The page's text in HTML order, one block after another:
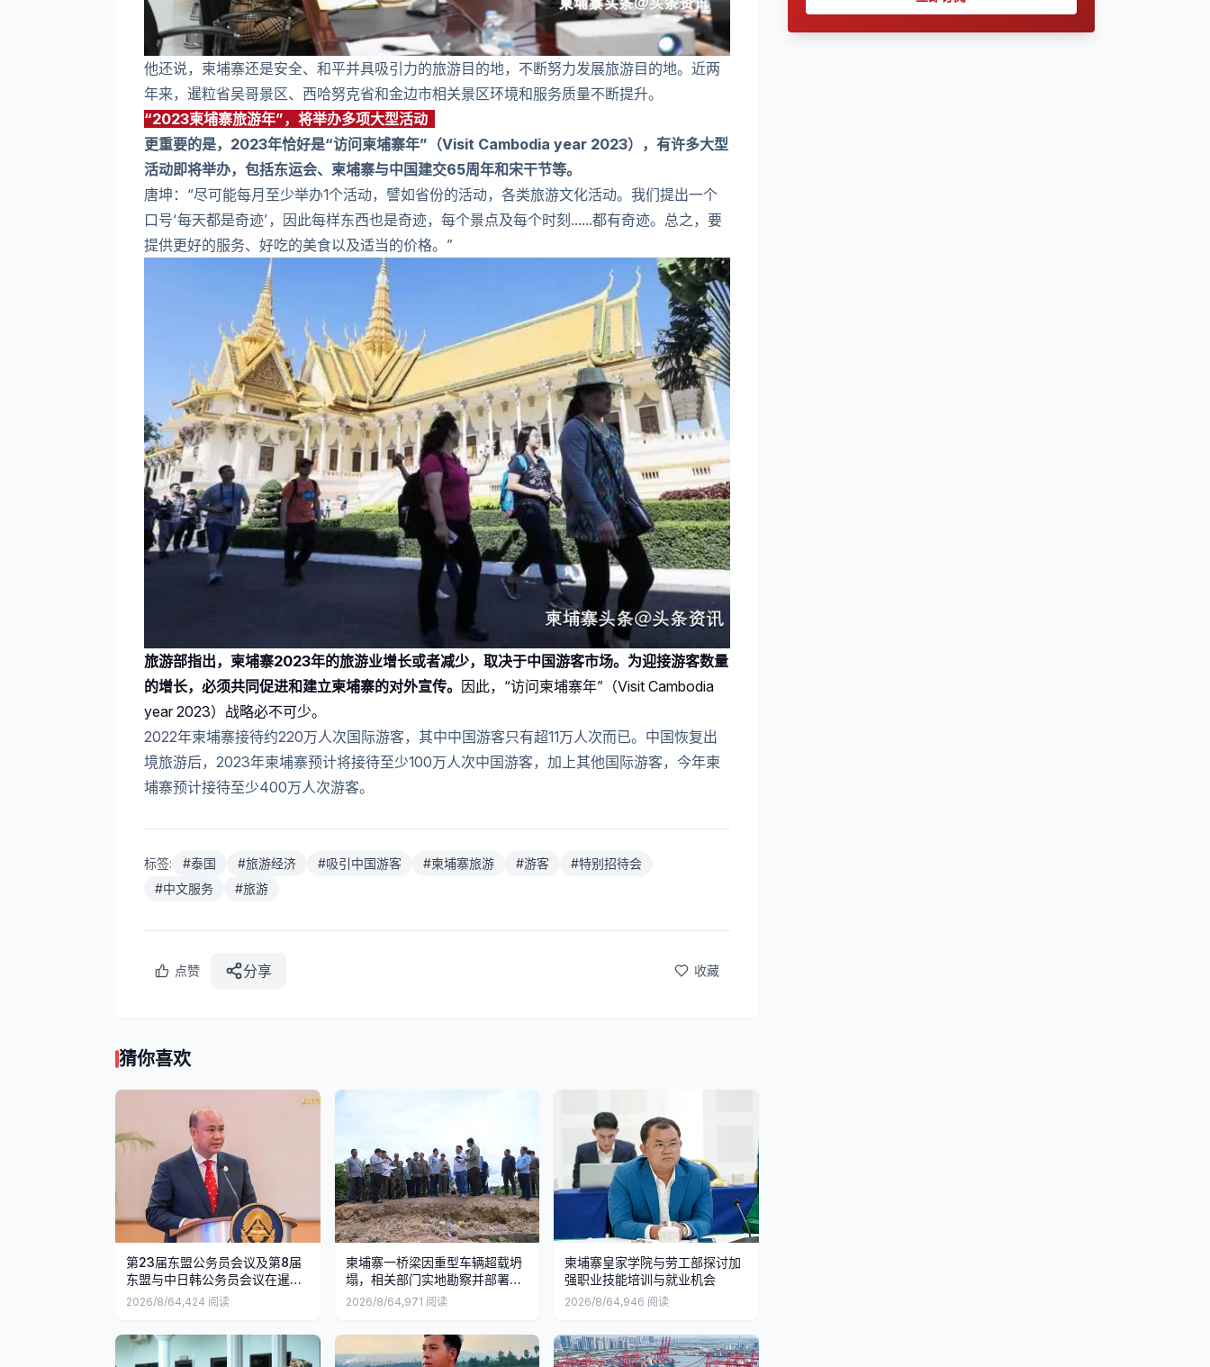
他还说，柬埔寨还是安全、和平并具吸引力的旅游目的地，不断努力发展旅游目的地。近两
年来，暹粒省吴哥景区、西哈努克省和金边市相关景区环境和服务质量不断提升。
“2023柬埔寨旅游年”，将举办多项大型活动
更重要的是，2023年恰好是“访问柬埔寨年”（Visit Cambodia year 2023），有许多大型
活动即将举办，包括东运会、柬埔寨与中国建交65周年和宋干节等。
唐坤：“尽可能每月至少举办1个活动，譬如省份的活动，各类旅游文化活动。我们提出一个
口号‘每天都是奇迹’，因此每样东西也是奇迹，每个景点及每个时刻......都有奇迹。总之，要
提供更好的服务、好吃的美食以及适当的价格。”
旅游部指出，柬埔寨2023年的旅游业增长或者减少，取决于中国游客市场。为迎接游客数量
的增长，必须共同促进和建立柬埔寨的对外宣传。 因此，“访问柬埔寨年”（Visit Cambodia
year 2023）战略必不可少。
2022年柬埔寨接待约220万人次国际游客，其中中国游客只有超11万人次而已。中国恢复出
境旅游后，2023年柬埔寨预计将接待至少100万人次中国游客，加上其他国际游客，今年柬
埔寨预计接待至少400万人次游客。
标签: #泰国 #旅游经济 #吸引中国游客 #柬埔寨旅游 #游客 #特别招待会
#中文服务 #旅游
点赞 分享 收藏
猜你喜欢
第23届东盟公务员会议及第8届
东盟与中日韩公务员会议在暹粒
举行
2026/8/64,424 阅读
柬埔寨一桥梁因重型车辆超载坍
塌，相关部门实地勘察并部署修
复
2026/8/64,971 阅读
柬埔寨皇家学院与劳工部探讨加
强职业技能培训与就业机会
2026/8/64,946 阅读